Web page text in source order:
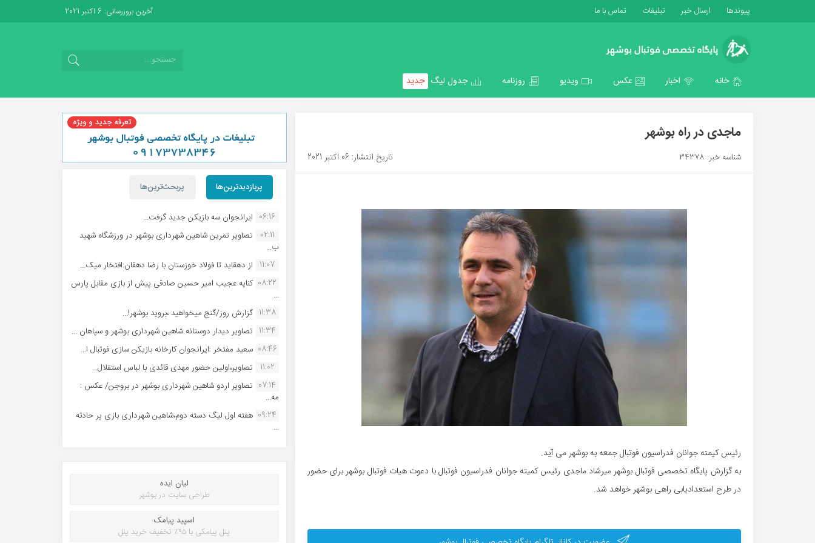
پیوندها ارسال خبر تبلیغات تماس با ما آخرین بروزرسانی: 6 اکتبر 2021
خانه اخبار عکس ویدیو روزنامه جدول لیگ جدید
ماجدی در راه بوشهر
شناسه خبر: 34378 تاریخ انتشار: 06 اکتبر 2021
رئیس کیمته جوانان فدراسیون فوتبال جمعه به بوشهر می آید.
به گزارش پایگاه تخصصی فوتبال بوشهر میرشاد ماجدی رئیس کمیته جوانان فدراسیون فوتبال با دعوت هیات فوتبال بوشهر برای حضور
در طرح استعدادیابی راهی بوشهر خواهد شد.
پربازدیدترین‌ها پربحث‌ترین‌ها
06:16 ایرانجوان سه بازیکن جدید گرفت...
02:11
تصاویر تمرین شاهین شهردارى بوشهر در ورزشگاه شهید
ب...
11:07 از دهقاید تا فولاد خوزستان با رضا دهقان:افتخار میک...
08:22 کنایه عجیب امیر حسین صادقی پیش از بازی مقابل پارس
...
11:38 گزارش روز/گنج میخواهید ،بروید بوشهر!...
11:34 تصاویر دیدار دوستانه شاهین شهردارى بوشهر و سپاهان ...
08:46 سعید مفتخر :ایرانجوان کارخانه بازیکن سازی فوتبال ا...
11:02
تصاویر،اولین حضور مهدی قائدی با لباس استقلال...
07:14 تصاویر اردو شاهین شهرداری بوشهر در بروجن/ عکس :
مه...
09:24 هفته اول لیگ دسته دوم،شاهین شهرداری بازی پر حادثه
...
لیان ایده
طراحی سایت در بوشهر
اسپید پیامک
پنل پیامکی با ۹۵٪ تخفیف خرید پنل